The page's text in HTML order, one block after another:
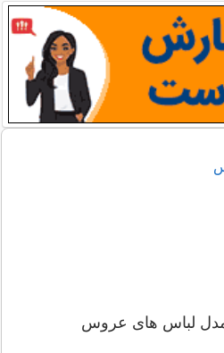
مدل یقه شومیز
خزدار
مدل لباس های عروس